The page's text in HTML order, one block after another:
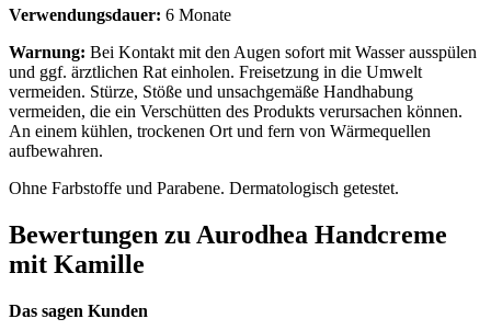
Verwendungsdauer: 6 Monate
Warnung: Bei Kontakt mit den Augen sofort mit Wasser ausspülen
und ggf. ärztlichen Rat einholen. Freisetzung in die Umwelt
vermeiden. Stürze, Stöße und unsachgemäße Handhabung
vermeiden, die ein Verschütten des Produkts verursachen können.
An einem kühlen, trockenen Ort und fern von Wärmequellen
aufbewahren.
Ohne Farbstoffe und Parabene. Dermatologisch getestet.
Bewertungen zu Aurodhea Handcreme
mit Kamille
Das sagen Kunden